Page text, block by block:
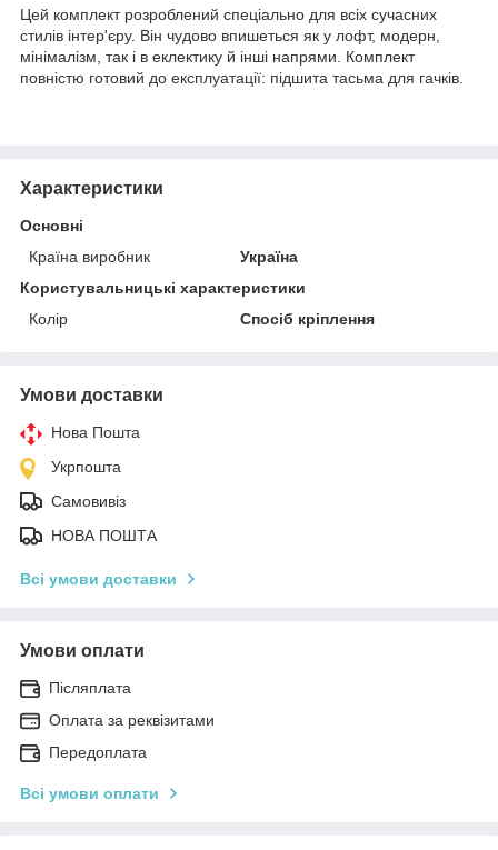
Цей комплект розроблений спеціально для всіх сучасних
стилів інтер'єру. Він чудово впишеться як у лофт, модерн,
мінімалізм, так і в еклектику й інші напрями. Комплект
повністю готовий до експлуатації: підшита тасьма для гачків.
Характеристики
Основні
Країна виробник
Україна
Користувальницькі характеристики
Колір
Спосіб кріплення
Умови доставки
Нова Пошта
Укрпошта
Самовивіз
НОВА ПОШТА
Всі умови доставки
Умови оплати
Післяплата
Оплата за реквізитами
Передоплата
Всі умови оплати